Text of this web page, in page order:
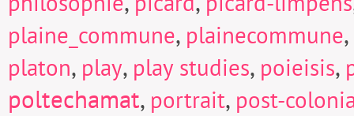
plaine_commune, plainecommune,
platon, play, play studies, poieisis,
poltechamat, portrait, post-